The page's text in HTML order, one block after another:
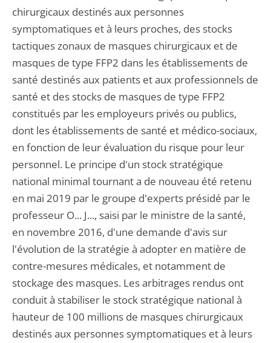
chirurgicaux destinés aux personnes
symptomatiques et à leurs proches, des stocks
tactiques zonaux de masques chirurgicaux et de
masques de type FFP2 dans les établissements de
santé destinés aux patients et aux professionnels de
santé et des stocks de masques de type FFP2
constitués par les employeurs privés ou publics,
dont les établissements de santé et médico-sociaux,
en fonction de leur évaluation du risque pour leur
personnel. Le principe d'un stock stratégique
national minimal tournant a de nouveau été retenu
en mai 2019 par le groupe d'experts présidé par le
professeur O... J..., saisi par le ministre de la santé,
en novembre 2016, d'une demande d'avis sur
l'évolution de la stratégie à adopter en matière de
contre-mesures médicales, et notamment de
stockage des masques. Les arbitrages rendus ont
conduit à stabiliser le stock stratégique national à
hauteur de 100 millions de masques chirurgicaux
destinés aux personnes symptomatiques et à leurs